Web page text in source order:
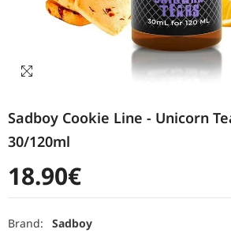
Sadboy Cookie Line - Unicorn
30/120ml
18.90€
Brand:
Sadboy